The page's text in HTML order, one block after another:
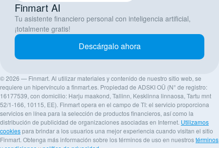
Finmart AI
Tu asistente financiero personal con inteligencia artificial,
¡totalmente gratis!
Descárgalo ahora
© 2026 — Finmart. Al utilizar materiales y contenido de nuestro sitio web, se
requiere un hipervínculo a finmart.es. Propiedad de ADSKI OÜ (N° de registro:
16177539, con domicilio: Harju maakond, Tallinn, Kesklinna linnaosa, Tartu mnt
52/1-166, 10115, EE). Finmart opera en el campo de TI: el servicio proporciona
servicios en línea para la selección de productos financieros, así como la
distribución de publicidad de organizaciones asociadas en Internet. Utilizamos
cookiespara brindar a los usuarios una mejor experiencia cuando visitan el sitio
Finmart. Obtenga más información sobre los términos de uso en nuestrostérminos